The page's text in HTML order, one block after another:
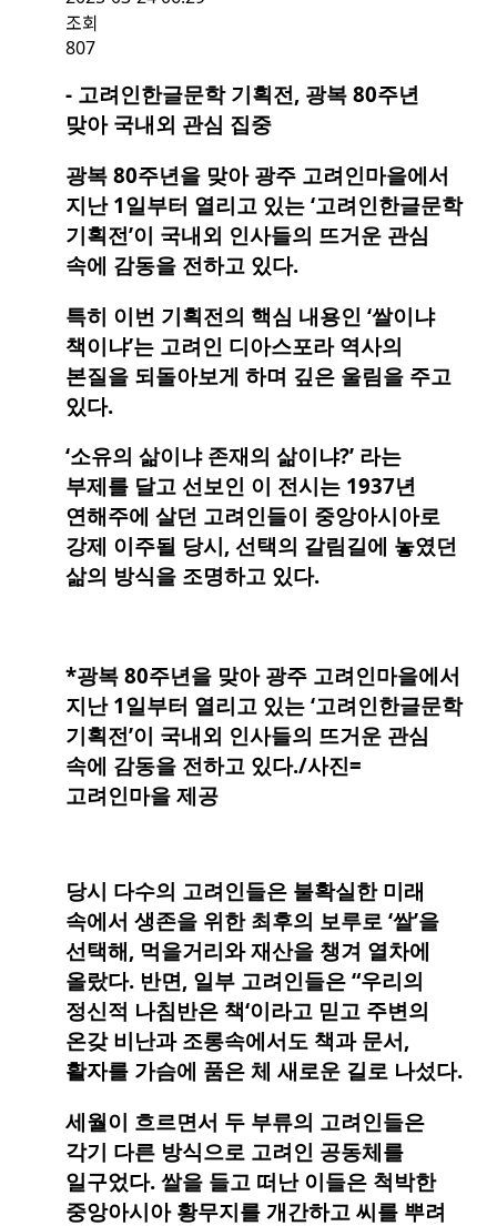
조회
807
- 고려인한글문학 기획전, 광복 80주년
맞아 국내외 관심 집중
광복 80주년을 맞아 광주 고려인마을에서
지난 1일부터 열리고 있는 ‘고려인한글문학
기획전’이 국내외 인사들의 뜨거운 관심
속에 감동을 전하고 있다.
특히 이번 기획전의 핵심 내용인 ‘쌀이냐
책이냐’는 고려인 디아스포라 역사의
본질을 되돌아보게 하며 깊은 울림을 주고
있다.
‘소유의 삶이냐 존재의 삶이냐?’ 라는
부제를 달고 선보인 이 전시는 1937년
연해주에 살던 고려인들이 중앙아시아로
강제 이주될 당시, 선택의 갈림길에 놓였던
삶의 방식을 조명하고 있다.
*광복 80주년을 맞아 광주 고려인마을에서
지난 1일부터 열리고 있는 ‘고려인한글문학
기획전’이 국내외 인사들의 뜨거운 관심
속에 감동을 전하고 있다./사진=
고려인마을 제공
당시 다수의 고려인들은 불확실한 미래
속에서 생존을 위한 최후의 보루로 ‘쌀’을
선택해, 먹을거리와 재산을 챙겨 열차에
올랐다. 반면, 일부 고려인들은 “우리의
정신적 나침반은 책‘이라고 믿고 주변의
온갖 비난과 조롱속에서도 책과 문서,
활자를 가슴에 품은 체 새로운 길로 나섰다.
세월이 흐르면서 두 부류의 고려인들은
각기 다른 방식으로 고려인 공동체를
일구었다. 쌀을 들고 떠난 이들은 척박한
중앙아시아 황무지를 개간하고 씨를 뿌려